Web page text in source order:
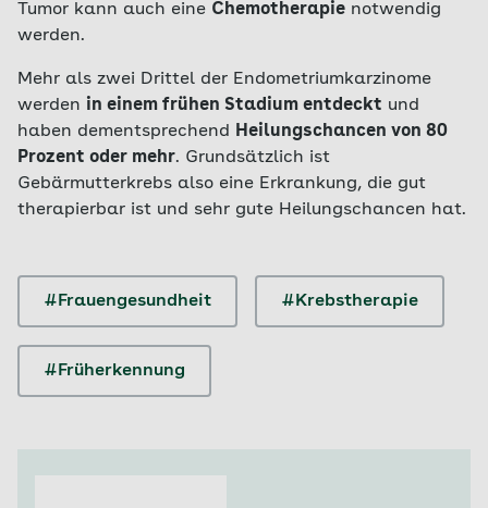
Tumor kann auch eine Chemotherapie notwendig
werden.
Mehr als zwei Drittel der Endometriumkarzinome
werden in einem frühen Stadium entdeckt und
haben dementsprechend
Heilungschancen von 80
Prozent oder mehr. Grundsätzlich ist
Gebärmutterkrebs also eine Erkrankung, die gut
therapierbar ist und sehr gute Heilungschancen hat.
#Frauengesundheit #Krebstherapie
#Früherkennung